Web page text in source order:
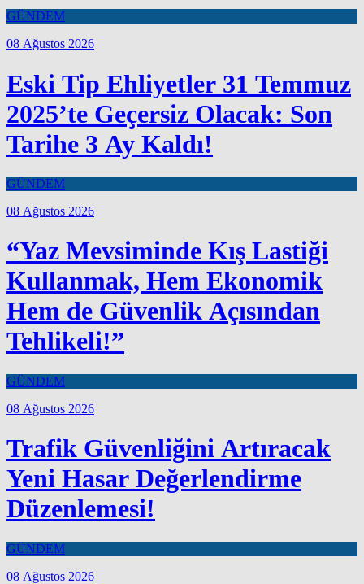
GÜNDEM
08 Ağustos 2026
Eski Tip Ehliyetler 31 Temmuz
2025’te Geçersiz Olacak: Son
Tarihe 3 Ay Kaldı!
GÜNDEM
08 Ağustos 2026
“Yaz Mevsiminde Kış Lastiği
Kullanmak, Hem Ekonomik
Hem de Güvenlik Açısından
Tehlikeli!”
GÜNDEM
08 Ağustos 2026
Trafik Güvenliğini Artıracak
Yeni Hasar Değerlendirme
Düzenlemesi!
GÜNDEM
08 Ağustos 2026